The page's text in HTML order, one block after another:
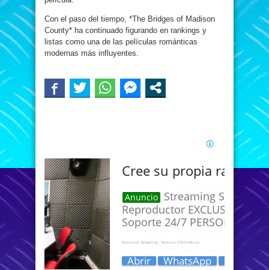
Con el paso del tiempo, *The Bridges of Madison
County* ha continuado figurando en rankings y
listas como una de las películas románticas
modernas más influyentes.